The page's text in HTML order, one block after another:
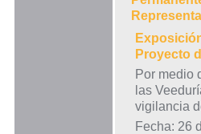
Proyecto
Por medio
las
vigilancia
Fecha: 26